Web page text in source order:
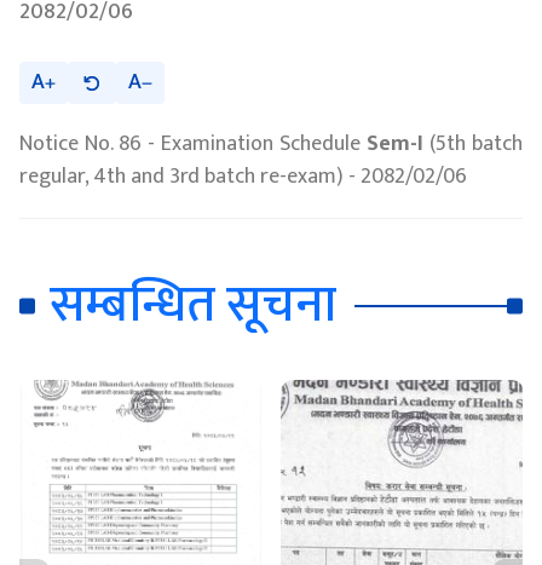
2082/02/06
A
A
Notice No. 86 - Examination Schedule Sem-I (5th batch
regular, 4th and 3rd batch re-exam) - 2082/02/06
सम्बन्धित सूचना